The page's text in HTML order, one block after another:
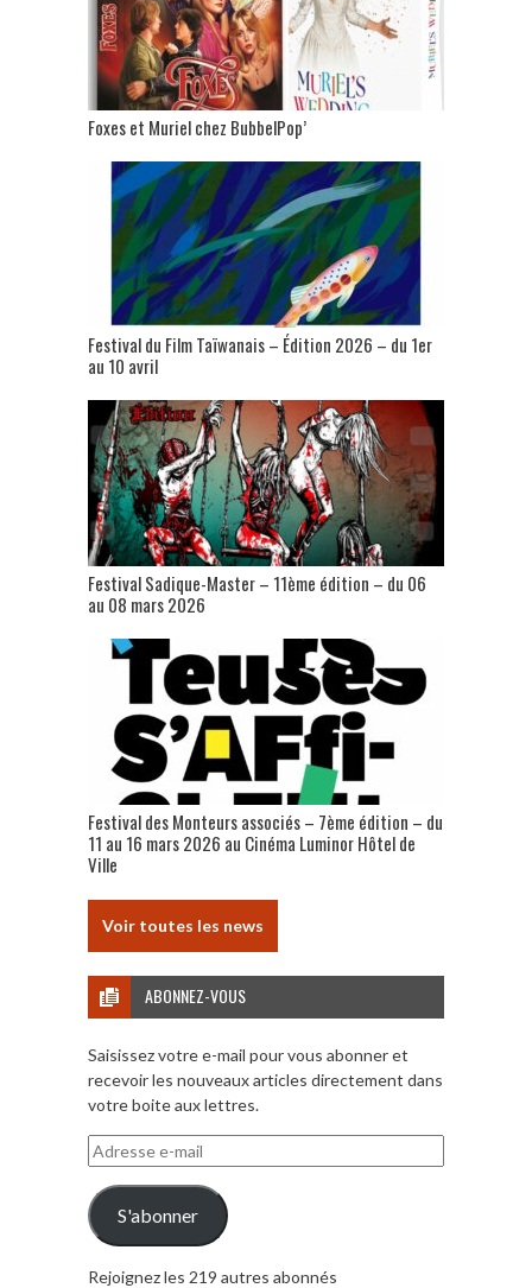
Foxes et Muriel chez BubbelPop’
Festival du Film Taïwanais – Édition 2026 – du 1er
au 10 avril
Festival Sadique-Master – 11ème édition – du 06
au 08 mars 2026
Festival des Monteurs associés – 7ème édition – du
11 au 16 mars 2026 au Cinéma Luminor Hôtel de
Ville
Voir toutes les news
ABONNEZ-VOUS
Saisissez votre e-mail pour vous abonner et
recevoir les nouveaux articles directement dans
votre boite aux lettres.
Adresse
e-
mail
S'abonner
Rejoignez les 219 autres abonnés